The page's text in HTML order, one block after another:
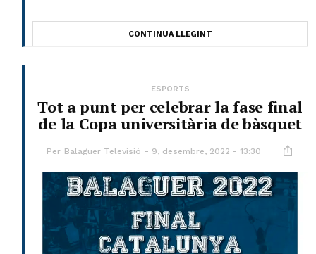
CONTINUA LLEGINT
ESPORTS
Tot a punt per celebrar la fase final
de la Copa universitària de bàsquet
Per Balaguer Televisió 9, desembre, 2022 - 13:30